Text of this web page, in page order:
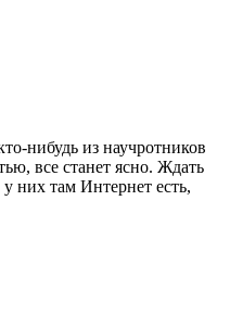
нибудь из научротников
все станет ясно. Ждать
них там Интернет есть,